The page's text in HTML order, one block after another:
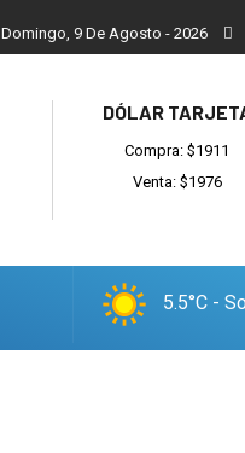
San Cayetano, el trabajo y una
Domingo, 9 De Agosto - 2026
DÓLAR
Compra: $1911
Venta: $1976
5.5°C -